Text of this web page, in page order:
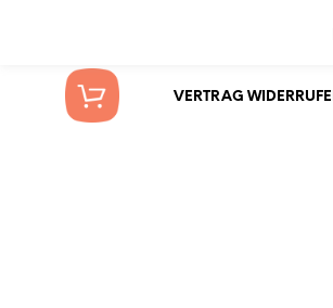
VERTRAG